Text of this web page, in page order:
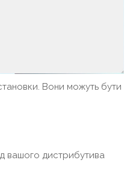
Вони можуть бути
вашого дистрибутива